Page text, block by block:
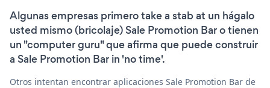
Algunas empresas primero take a stab at un hágalo
usted mismo (bricolaje) Sale Promotion Bar o tienen
un "computer guru" que afirma que puede construir
a Sale Promotion Bar in 'no time'.
Otros intentan encontrar aplicaciones Sale Promotion Bar de